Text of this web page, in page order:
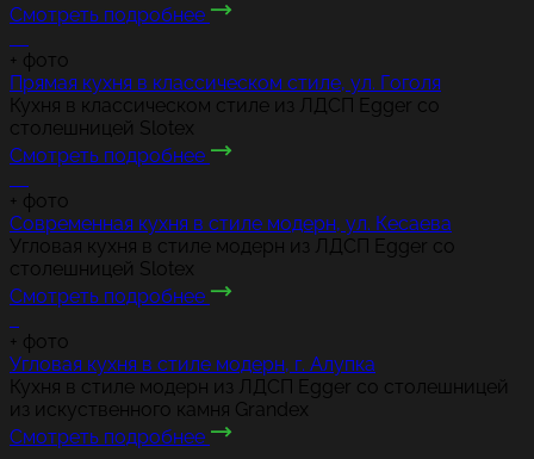
Смотреть подробнее
+ фото
Прямая кухня в классическом стиле, ул. Гоголя
Кухня в классическом стиле из ЛДСП Egger со
столешницей Slotex
Смотреть подробнее
+ фото
Современная кухня в стиле модерн, ул. Кесаева
Угловая кухня в стиле модерн из ЛДСП Egger со
столешницей Slotex
Смотреть подробнее
+ фото
Угловая кухня в стиле модерн, г. Алупка
Кухня в стиле модерн из ЛДСП Egger со столешницей
из искуственного камня Grandex
Смотреть подробнее